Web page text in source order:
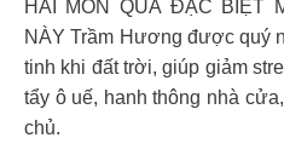
HAI MÓN QUÀ ĐẶC BIỆT
NÀY Trầm Hương được quý
tinh khi đất trời, giúp giảm
tẩy ô uế, hanh thông nhà
chủ.